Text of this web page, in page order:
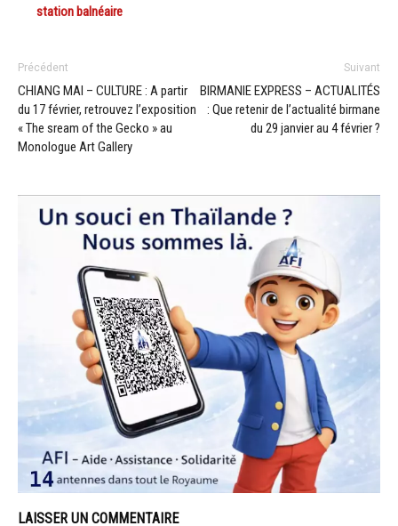
station balnéaire
Précédent
CHIANG MAI – CULTURE : A partir
du 17 février, retrouvez l’exposition
« The sream of the Gecko » au
Monologue Art Gallery
Suivant
BIRMANIE EXPRESS – ACTUALITÉS
: Que retenir de l’actualité birmane
du 29 janvier au 4 février ?
LAISSER UN COMMENTAIRE